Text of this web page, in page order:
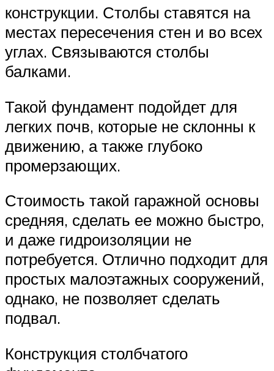
конструкции. Столбы ставятся на
местах пересечения стен и во всех
углах. Связываются столбы
балками.
Такой фундамент подойдет для
легких почв, которые не склонны к
движению, а также глубоко
промерзающих.
Стоимость такой гаражной основы
средняя, сделать ее можно быстро,
и даже гидроизоляции не
потребуется. Отлично подходит для
простых малоэтажных сооружений,
однако, не позволяет сделать
подвал.
Конструкция столбчатого